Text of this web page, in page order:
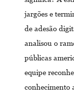
jargões e
de adesão
analisou o
públicas
equipe
conhecimento